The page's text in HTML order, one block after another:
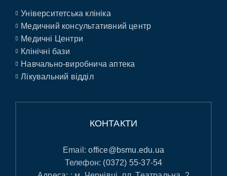
Університетська клініка
Медичний консультативний центр
Медичні Центри
Клінічні бази
Навчально-виробнича аптека
Лікувальний відділ
КОНТАКТИ
Email:office@bsmu.edu.ua
Телефон: (0372) 55-37-54